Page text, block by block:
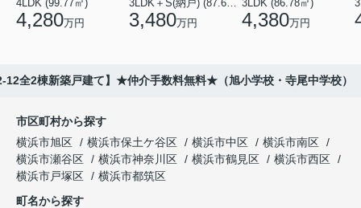
4LDK (99.77㎡)
4,280万円 3,480万円
3LDK (86.78㎡)
4,380万円
12全2棟新築戸建て】★仲介手数料無料★（旭小学校・寺尾中学校）
市区町村から探す
横浜市旭区
横浜市保土ケ谷区 横浜市中区
横浜市南区
横浜市瀬谷区
横浜市神奈川区 横浜市鶴見区
横浜市西区
横浜市戸塚区
横浜市都筑区
町名から探す